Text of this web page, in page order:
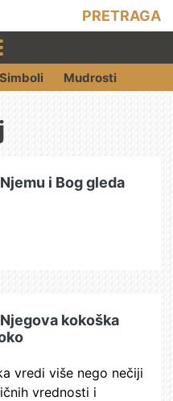
PRETRAGA
Simboli Mudrosti
i Bog gleda
kokoška
vredi više nego nečiji
vrednosti i